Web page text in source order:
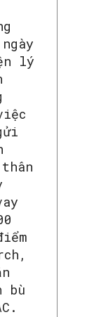
lý
bù